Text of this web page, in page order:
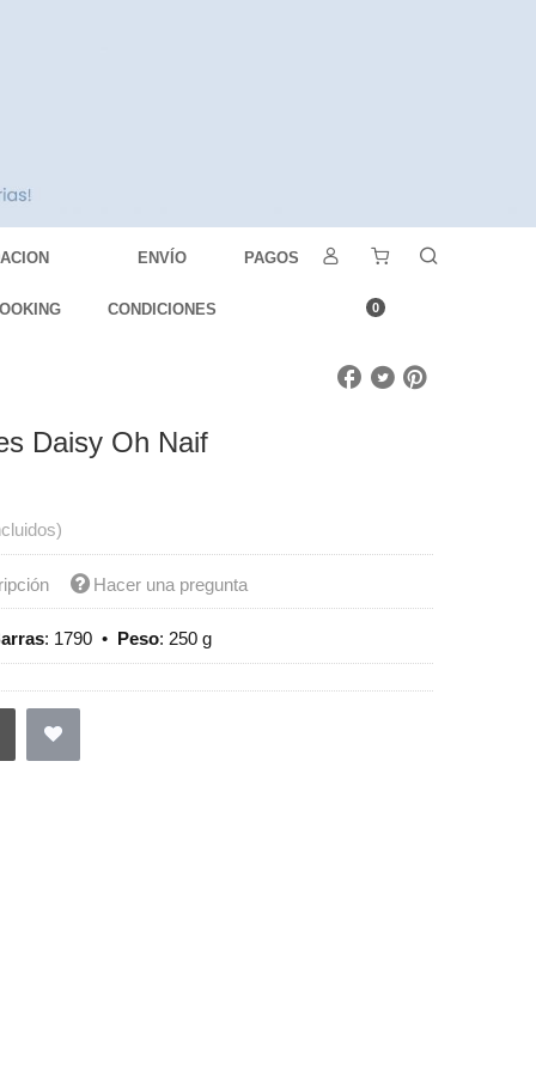
ENVÍO
CONDICIONES
PAGOS
0
Daisy Oh Naif
Hacer una pregunta
: 1790 • Peso: 250 g